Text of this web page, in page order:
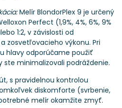
Melír BlondorPlex 9 je určený
Perfect (1,9%, 4%, 6%, 9%
1:2, v závislosti od
zosvetľovacieho výkonu. Pri
hlavy odporúčame použiť
ste minimalizovali podráždenie.
s pravidelnou kontrolou
diskomforte (svrbenie,
melír okamžite zmyť.